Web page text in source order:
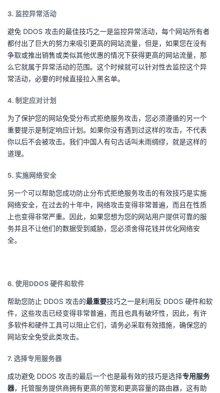
程
认
证
的
实
验
我
的
收
藏
支
持
声
建
议
3. 监控异常活动
避免 DDOS 攻击的最佳技巧之一是监控异常活动，每个网站所有者
都付出了巨大的努力来吸引更高的网站流量，但是，如果您在没有
争取或推出销售或类似其他优惠的情况下获得更高的网站流量，那
么它就属于异常活动的范围。这个时候就可以针对性去监控这个异
常活动，必要的时候直接拉入黑名单。
4. 制定应对计划
为了保护您的网站免受分布式拒绝服务攻击，您必须遵循的另一个
重要提示是制定响应计划。如果你没有遇到过这样的攻击，不代表
你以后不会被攻击。我们中国人有句古话叫未雨绸缪，就是这样的
道理。
5. 实施网络安全
另一个可以帮助您成功防止分布式拒绝服务攻击的有效技巧是实施
网络安全，在过去的十年中，网络攻击变得非常普遍，而且在性质
上也变得非常严重。因此，如果您想为您的网站用户提供可靠的服
务并且不让他们的数据受到威胁，您必须舍得花钱并优化网络安
全。
6. 使用DDOS 硬件和软件
帮助您防止 DDOS 攻击的最重要技巧之一是利用反 DDOS 硬件和软
件，这些攻击已经变得非常普遍，而且也具有破坏性，因此，有许
多软件和硬件工具可以阻止它们，请务必采取有效措施，确保您的
网站安全免受此类攻击。
7. 选择专用服务器
成功避免 DDOS 攻击的最后一个也是最有效的技巧是选择专用服务
器，托管服务提供商拥有更高的带宽和更高容量的路由器，这有助